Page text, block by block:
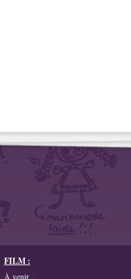
FILM :
À venir...